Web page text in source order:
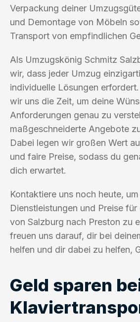
Verpackung deiner
und Demontage von Möbeln
Transport von empfindlichen
Als Umzugskönig Schmitz
wir, dass jeder Umzug
individuelle Lösungen
wir uns die Zeit, um deine
Anforderungen genau zu
maßgeschneiderte Angebote
Dabei legen wir großen Wert
und faire Preise, sodass du
dich erwartet.
Kontaktiere uns noch heute,
Dienstleistungen und Preise
von Salzburg nach Preston zu
freuen uns darauf, dir bei
helfen und dir dabei zu helfen,
Geld sparen